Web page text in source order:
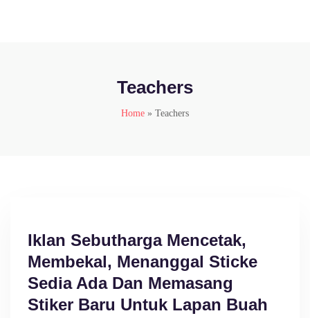
Teachers
Home » Teachers
Iklan Sebutharga Mencetak,
Membekal, Menanggal Sticke
Sedia Ada Dan Memasang
Stiker Baru Untuk Lapan Buah